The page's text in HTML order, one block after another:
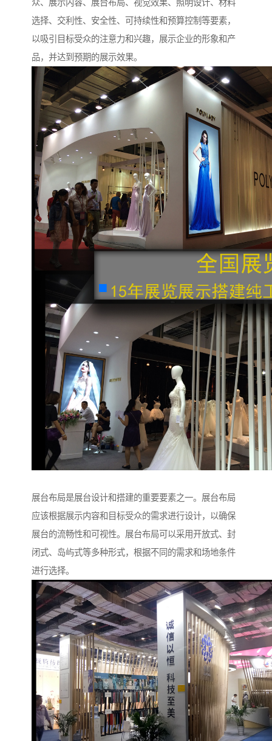
众、展示内容、展台布局、视觉效果、照明设计、材料
选择、交利性、安全性、可持续性和预算控制等要素，
以吸引目标受众的注意力和兴趣，展示企业的形象和产
品，并达到预期的展示效果。
展台布局是展台设计和搭建的重要要素之一。展台布局
应该根据展示内容和目标受众的需求进行设计，以确保
展台的流畅性和可视性。展台布局可以采用开放式、封
闭式、岛屿式等多种形式，根据不同的需求和场地条件
进行选择。